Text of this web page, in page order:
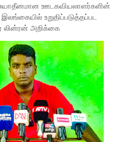
ஊடகவியலாளர்களின்
இலங்கையில் உறுதிப்படுத்தப்பட
லின்ரன் அறிக்கை